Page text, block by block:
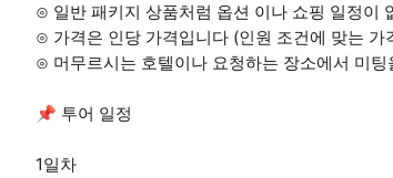
⊙ 일반 패키지 상품처럼 옵션 이나 쇼핑 일정이
⊙ 가격은 인당 가격입니다 (인원 조건에 맞는 가
⊙ 머무르시는 호텔이나 요청하는 장소에서 미
📌 투어 일정
1일차